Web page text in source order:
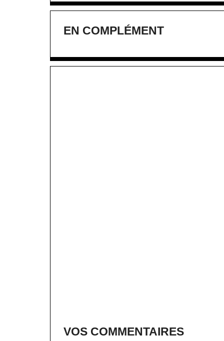
EN COMPLÉMENT
VOS COMMENTAIRES